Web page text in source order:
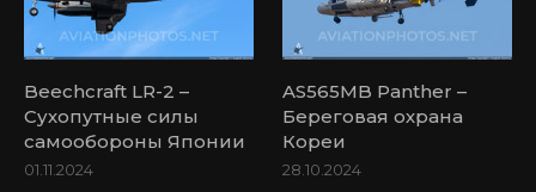
Beechcraft LR-2 –
Сухопутные силы
самообороны Японии
01.11.2024
AS565MB Panther –
Береговая охрана
Кореи
28.10.2024